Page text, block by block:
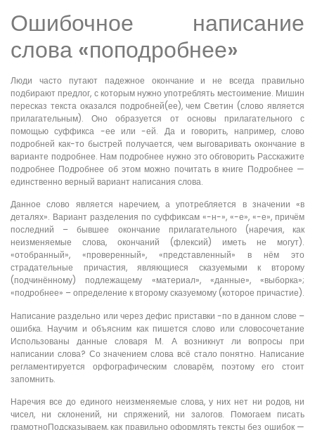
Ошибочное написание
слова «поподробнее»
Люди часто путают падежное окончание и не всегда правильно
подбирают предлог, с которым нужно употреблять местоимение. Мишин
пересказ текста оказался подробней(ее), чем Светин (слово является
прилагательным). Оно образуется от основы прилагательного с
помощью суффикса -ее или -ей. Да и говорить, например, слово
подробней как-то быстрей получается, чем выговаривать окончание в
варианте подробнее. Нам подробнее нужно это обговорить Расскажите
подробнее Подробнее об этом можно почитать в книге Подробнее —
единственно верный вариант написания слова.
Данное слово является наречием, а употребляется в значении «в
деталях». Вариант разделения по суффиксам «-н-», «-е», «-е», причём
последний – бывшее окончание прилагательного (наречия, как
неизменяемые слова, окончаний (флексий) иметь не могут).
«отобранный», «проверенный», «представленный» в нём это
страдательные причастия, являющиеся сказуемыми к второму
(подчинённому) подлежащему «материал», «данные», «выборка»;
«подробнее» – определение к второму сказуемому (которое причастие).
Написание раздельно или через дефис приставки -по в данном слове –
ошибка. Научим и объясним как пишется слово или словосочетание
Использованы данные словаря М. А возникнут ли вопросы при
написании слова? Со значением слова всё стало понятно. Написание
регламентируется орфографическим словарём, поэтому его стоит
запомнить.
Наречия все до единого неизменяемые слова, у них нет ни родов, ни
чисел, ни склонений, ни спряжений, ни залогов. Помогаем писать
грамотноПодсказываем, как правильно оформлять тексты без ошибок —